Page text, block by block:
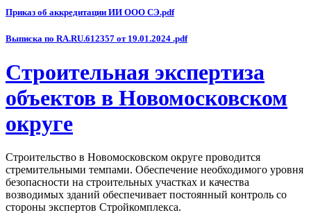
Приказ об аккредитации ИИ ООО СЭ.pdf
Выписка по RA.RU.612357 от 19.01.2024 .pdf
Строительная экспертиза
объектов в Новомосковском
округе
Строительство в Новомосковском округе проводится
стремительными темпами. Обеспечение необходимого уровня
безопасности на строительных участках и качества
возводимых зданий обеспечивает постоянный контроль со
стороны экспертов Стройкомплекса.